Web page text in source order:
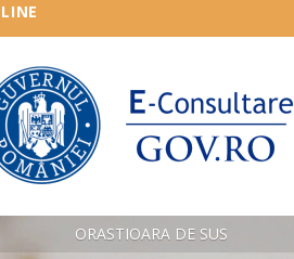
LINE
ORASTIOARA DE SUS